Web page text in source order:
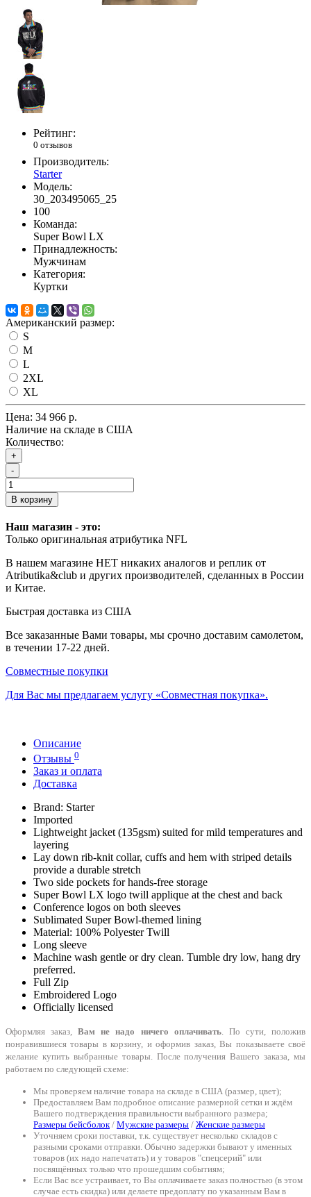
Рейтинг:
0 отзывов
Производитель:
Starter
Модель:
30_203495065_25
100
Команда:
Super Bowl LX
Принадлежность:
Мужчинам
Категория:
Куртки
Американский размер:
S
M
L
2XL
XL
Цена: 34 966 р.
Наличие на складе в США
Количество:
+
-
В корзину
Наш магазин - это:
Только оригинальная атрибутика NFL
В нашем магазине НЕТ никаких аналогов и реплик от
Atributika&club и других производителей, сделанных в России
и Китае.
Быстрая доставка из США
Все заказанные Вами товары, мы срочно доставим самолетом,
в течении 17-22 дней.
Совместные покупки
Для Вас мы предлагаем услугу «Совместная покупка».
Описание
Отзывы 0
Заказ и оплата
Доставка
Brand: Starter
Imported
Lightweight jacket (135gsm) suited for mild temperatures and
layering
Lay down rib-knit collar, cuffs and hem with striped details
provide a durable stretch
Two side pockets for hands-free storage
Super Bowl LX logo twill applique at the chest and back
Conference logos on both sleeves
Sublimated Super Bowl-themed lining
Material: 100% Polyester Twill
Long sleeve
Machine wash gentle or dry clean. Tumble dry low, hang dry
preferred.
Full Zip
Embroidered Logo
Officially licensed
Оформляя заказ,Вам не надо ничего оплачивать. По сути, положив
понравившиеся товары в корзину, и оформив заказ, Вы показываете своё
желание купить выбранные товары. После получения Вашего заказа, мы
работаем по следующей схеме:
Мы проверяем наличие товара на складе в США (размер, цвет);
Предоставляем Вам подробное описание размерной сетки и ждём
Вашего подтверждения правильности выбранного размера;
Размеры бейсболок/ Мужские размеры / Женские размеры
Уточняем сроки поставки, т.к. существует несколько складов с
разными сроками отправки. Обычно задержки бывают у именных
товаров (их надо напечатать) и у товаров "спецсерий" или
посвящённых только что прошедшим событиям;
Если Вас все устраивает, то Вы оплачиваете заказ полностью (в этом
случае есть скидка) или делаете предоплату по указанным Вам в